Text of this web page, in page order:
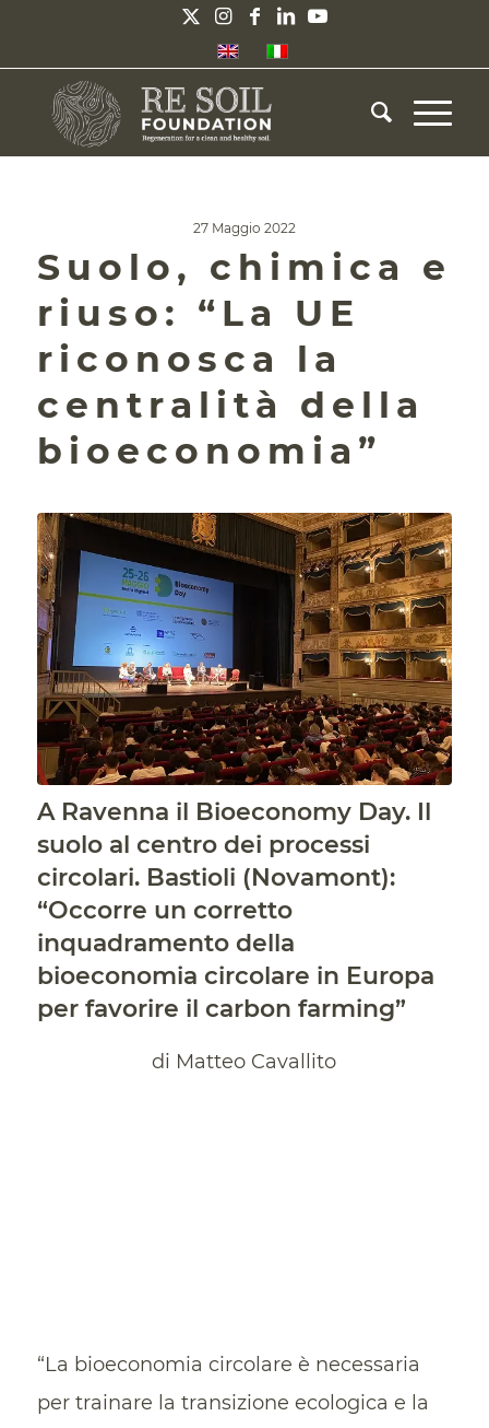
27 Maggio 2022
Suolo, chimica e
riuso: “La UE
riconosca la
centralità della
bioeconomia”
A Ravenna il Bioeconomy Day. Il
suolo al centro dei processi
circolari. Bastioli (Novamont):
“Occorre un corretto
inquadramento della
bioeconomia circolare in Europa
per favorire il carbon farming”
di Matteo Cavallito
“La bioeconomia circolare è necessaria
per trainare la transizione ecologica e la